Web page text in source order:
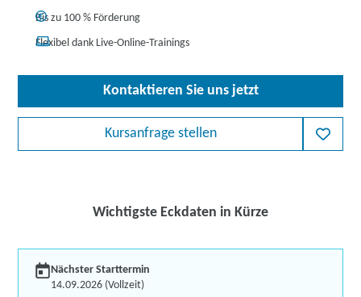
Bis zu 100 % Förderung
Flexibel dank Live-Online-Trainings
Kontaktieren Sie uns jetzt
Kursanfrage stellen
Wichtigste Eckdaten in Kürze
Nächster Starttermin
14.09.2026 (Vollzeit)